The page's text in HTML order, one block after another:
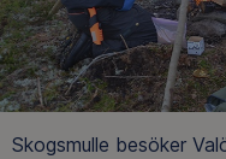
Skogsmulle besöker